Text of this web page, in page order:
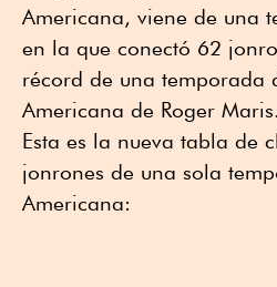
Americana, viene de una
en la que conectó 62
récord de una temporada
Americana de Roger Maris.
Esta es la nueva tabla de
jonrones de una sola
Americana: